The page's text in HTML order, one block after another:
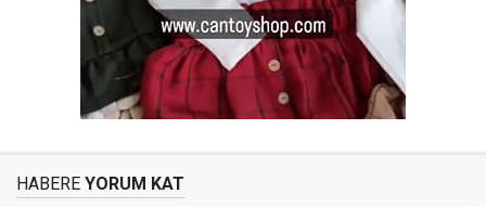
HABERE YORUM KAT